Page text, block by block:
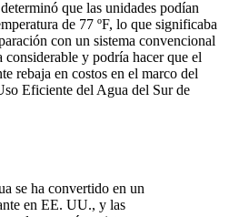
que las unidades podían
de 77 ºF, lo que significaba
con un sistema convencional
y podría hacer que el
rebaja en costos en el marco del
Eficiente del Agua del Sur de
se ha convertido en un
en EE. UU., y las